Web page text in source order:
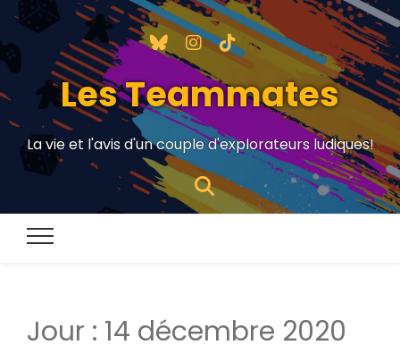
Les Teammates
La vie et l'avis d'un couple d'explorateurs ludiques!
Jour : 14 décembre 2020